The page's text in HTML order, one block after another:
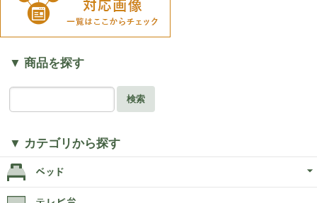
▼ 商品を探す
検索
▼ カテゴリから探す